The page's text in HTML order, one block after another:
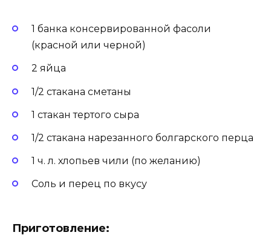
1 банка консервированной фасоли
(красной или черной)
2 яйца
1/2 стакана сметаны
1 стакан тертого сыра
1/2 стакана нарезанного болгарского перца
1 ч. л. хлопьев чили (по желанию)
Соль и перец по вкусу
Приготовление: